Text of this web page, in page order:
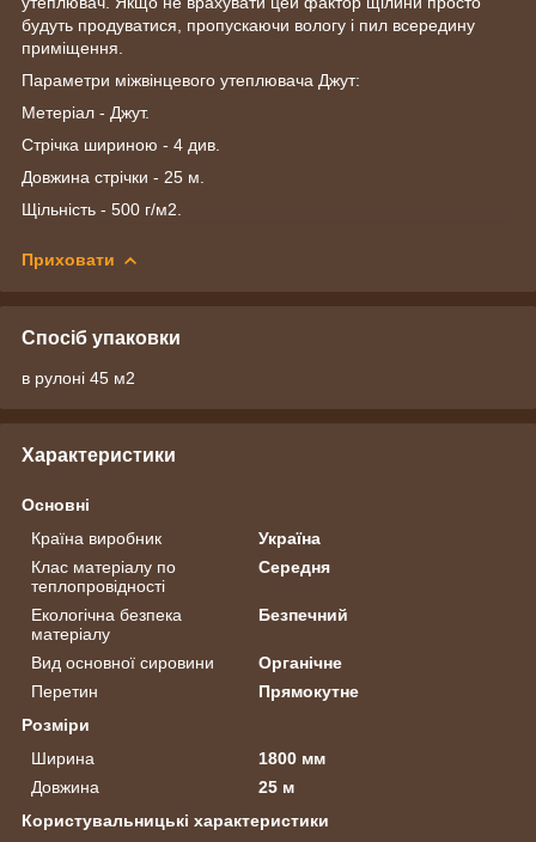
будуть продуватися, пропускаючи вологу і пил всередину
приміщення.
Параметри міжвінцевого утеплювача Джут:
Метеріал - Джут.
Стрічка шириною - 4 див.
Довжина стрічки - 25 м.
Щільність - 500 г/м2.
Приховати
Спосіб упаковки
в рулоні 45 м2
Характеристики
Основні
Країна виробник
Україна
Клас матеріалу по
теплопровідності
Середня
Екологічна безпека
матеріалу
Безпечний
Вид основної сировини
Органічне
Перетин
Прямокутне
Розміри
Ширина
1800 мм
Довжина
25 м
Користувальницькі характеристики